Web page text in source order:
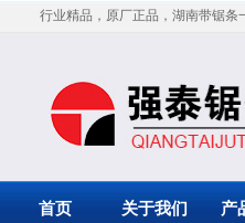
行业精品，原厂正品，湖南带锯条一
首页 关于我们 产